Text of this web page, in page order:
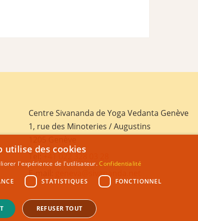
Centre Sivananda de Yoga Vedanta Genève
1, rue des Minoteries / Augustins
E-mail:
geneva@sivananda.net
utilise des cookies
l'expérience de l'utilisateur.Confidentialité
STATISTIQUES FONCTIONNEL
REFUSER TOUT